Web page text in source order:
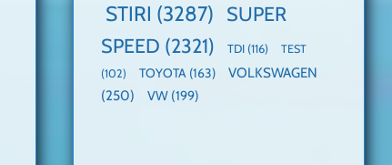
STIRI (3287)
SUPER
SPEED (2321) TDI (116)
TEST
(102)
TOYOTA (163)
VOLKSWAGEN
(250)
VW (199)